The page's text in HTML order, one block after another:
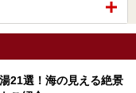
21選！海の見える絶景